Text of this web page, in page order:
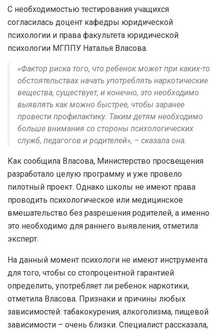
С необходимостью тестирования учащихся
согласилась доцент кафедры юридической
психологии и права факультета юридической
психологии МГППУ Наталья Власова.
«Фактор риска того, что ребенок может при каких-то
обстоятельствах начать употреблять наркотические
вещества, существует, и конечно, это необходимо
выявлять как можно быстрее, чтобы заранее
провести профилактику. Таким детям необходимо
больше внимания со стороны психологических
служб, педагогов и родителей», – сказала она.
Как сообщила Власова, Министерство просвещения
разработало целую программу и уже провело
пилотный проект. Однако школы не имеют права
проводить психологическое или медицинское
вмешательство без разрешения родителей, а именно
это необходимо для раннего выявления, отметила
эксперт.
На данный момент психологи не имеют инструмента
для того, чтобы со стопроцентной гарантией
определить, употребляет ли ребенок наркотики,
отметила Власова. Признаки и причины любых
зависимостей: табакокурения, алкоголизма, пищевой
зависимости – очень близки. Специалист рассказала,